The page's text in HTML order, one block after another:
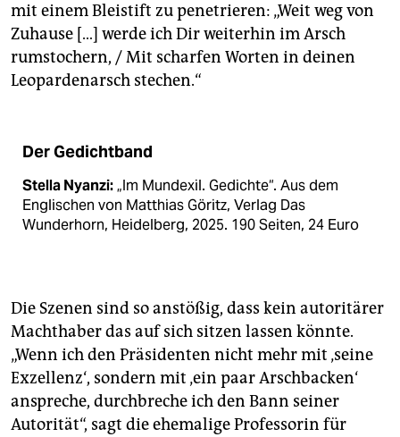
mit einem Bleistift zu penetrieren: „Weit weg von
Zuhause […] werde ich Dir weiterhin im Arsch
rumstochern, / Mit scharfen Worten in deinen
Leopardenarsch stechen.“
Der Gedichtband
Stella Nyanzi:„Im Mundexil. Gedichte“. Aus dem
Englischen von Matthias Göritz, Verlag Das
Wunderhorn, Heidelberg, 2025. 190 Seiten, 24 Euro
Die Szenen sind so anstößig, dass kein autoritärer
Machthaber das auf sich sitzen lassen könnte.
„Wenn ich den Präsidenten nicht mehr mit ‚seine
Exzellenz‘, sondern mit ‚ein paar Arschbacken‘
anspreche, durchbreche ich den Bann seiner
Autorität“, sagt die ehemalige Professorin für